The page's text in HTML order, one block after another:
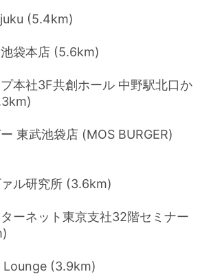
(5.4km)
袋本店 (5.6km)
本社3F共創ホール 中野駅北口か
東武池袋店 (MOS BURGER)
ル研究所 (3.6km)
ーネット東京支社32階セミナー
Lounge (3.9km)